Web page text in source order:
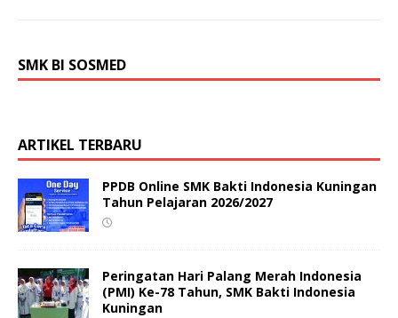
SMK BI SOSMED
ARTIKEL TERBARU
PPDB Online SMK Bakti Indonesia Kuningan
Tahun Pelajaran 2026/2027
Peringatan Hari Palang Merah Indonesia
(PMI) Ke-78 Tahun, SMK Bakti Indonesia
Kuningan